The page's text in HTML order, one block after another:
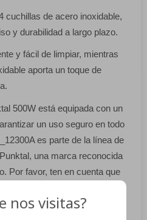
cuchillas de acero inoxidable,
y durabilidad a largo plazo.
y fácil de limpiar, mientras
aporta un toque de
500W está equipada con un
un uso seguro en todo
es parte de la línea de
una marca reconocida
Por favor, ten en cuenta que
ilustrativas.
Punktal 500W y lleva tu
nos visitas?